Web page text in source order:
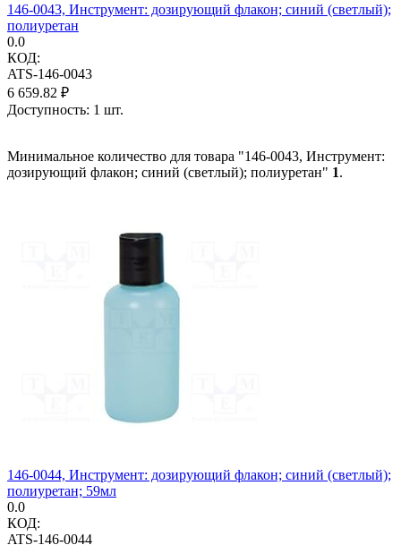
146-0043, Инструмент: дозирующий флакон; синий (светлый);
полиуретан
0.0
КОД:
ATS-146-0043
6 659.82 ₽
Доступность: 1 шт.
Минимальное количество для товара "146-0043, Инструмент:
дозирующий флакон; синий (светлый); полиуретан" 1.
146-0044, Инструмент: дозирующий флакон; синий (светлый);
полиуретан; 59мл
0.0
КОД:
ATS-146-0044